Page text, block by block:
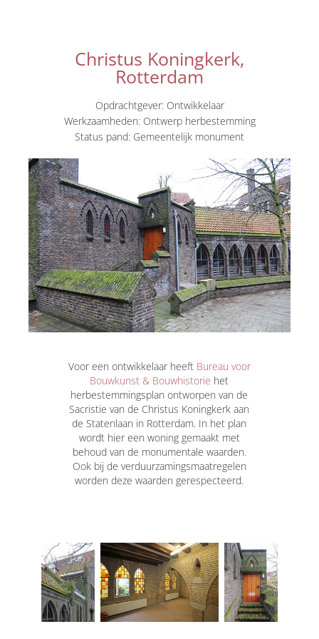
Christus Koningkerk,
Rotterdam
Opdrachtgever: Ontwikkelaar
Werkzaamheden: Ontwerp herbestemming
Status pand: Gemeentelijk monument
Voor een ontwikkelaar heeftBureau voor
Bouwkunst & Bouwhistorie het
herbestemmingsplan ontworpen van de
Sacristie van de Christus Koningkerk aan
de Statenlaan in Rotterdam. In het plan
wordt hier een woning gemaakt met
behoud van de monumentale waarden.
Ook bij de verduurzamingsmaatregelen
worden deze waarden gerespecteerd.